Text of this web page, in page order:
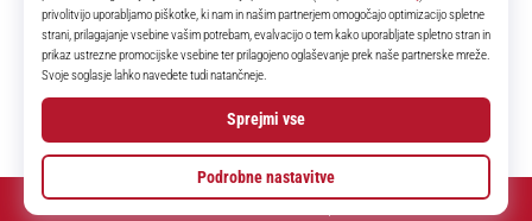
11teamsports.si
Že več kot 16 let smo vaši soigralci ter vam predstavljamo najboljše in
najnovejše izdelke iz sveta nogometa.
Facebook
Instagram